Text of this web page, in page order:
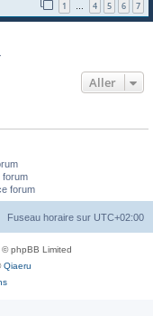
1 … 4 5 6 7
Aller
forum
forum
Fuseau horaire sur UTC+02:00
phpBB Limited
Qiaeru